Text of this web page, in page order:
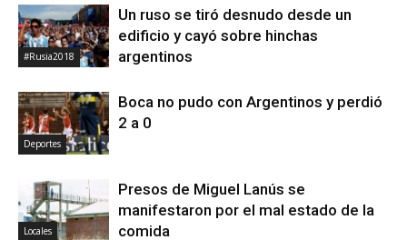
#Rusia2018
Un ruso se tiró desnudo desde un
edificio y cayó sobre hinchas
argentinos
Deportes
Boca no pudo con Argentinos y perdió
2 a 0
Locales
Presos de Miguel Lanús se
manifestaron por el mal estado de la
comida